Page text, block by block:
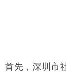
首先，深圳市